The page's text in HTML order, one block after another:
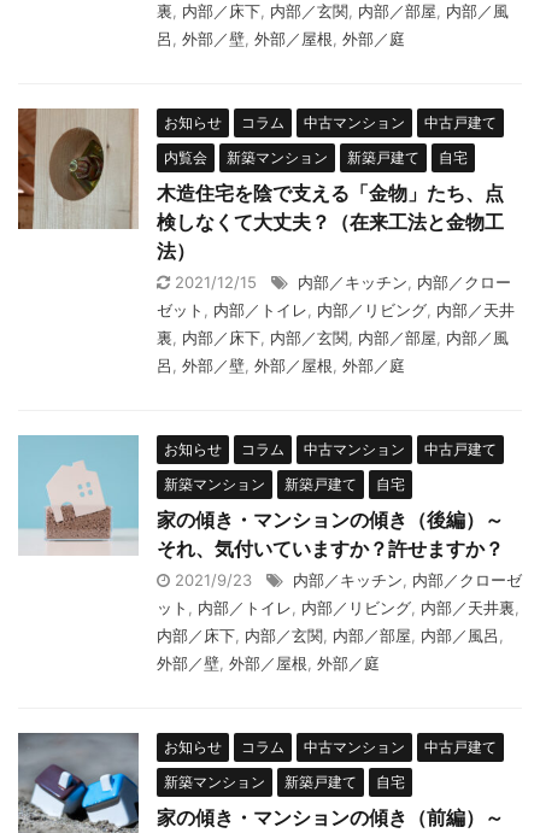
裏
内部／床下 内部／玄関 内部／部屋
内部／風
呂
外部／壁 外部／屋根 外部／庭
お知らせ コラム 中古マンション
中古戸建て
内覧会
新築マンション 新築戸建て 自宅
木造住宅を陰で支える「金物」たち、点
検しなくて大丈夫？（在来工法と金物工
法）
2021/12/15 内部／キッチン
内部／クロー
ゼット
内部／トイレ 内部／リビング 内部／天井
裏
内部／床下 内部／玄関 内部／部屋
内部／風
呂
外部／壁 外部／屋根 外部／庭
お知らせ コラム 中古マンション
中古戸建て
新築マンション
新築戸建て 自宅
家の傾き・マンションの傾き（後編）～
それ、気付いていますか？許せますか？
2021/9/23 内部／キッチン
内部／クローゼ
ット
内部／トイレ 内部／リビング 内部／天井裏
内部／床下 内部／玄関 内部／部屋 内部／風呂
外部／壁 外部／屋根 外部／庭
お知らせ コラム 中古マンション
中古戸建て
新築マンション
新築戸建て 自宅
家の傾き・マンションの傾き（前編）～